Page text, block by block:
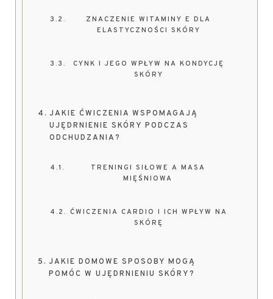
ZNACZENIE WITAMINY E DLA
ELASTYCZNOŚCI SKÓRY
CYNK I JEGO WPŁYW NA KONDYCJĘ
SKÓRY
JAKIE ĆWICZENIA WSPOMAGAJĄ
UJĘDRNIENIE SKÓRY PODCZAS
ODCHUDZANIA?
TRENINGI SIŁOWE A MASA
MIĘŚNIOWA
ĆWICZENIA CARDIO I ICH WPŁYW NA
SKÓRĘ
JAKIE DOMOWE SPOSOBY MOGĄ
POMÓC W UJĘDRNIENIU SKÓRY?